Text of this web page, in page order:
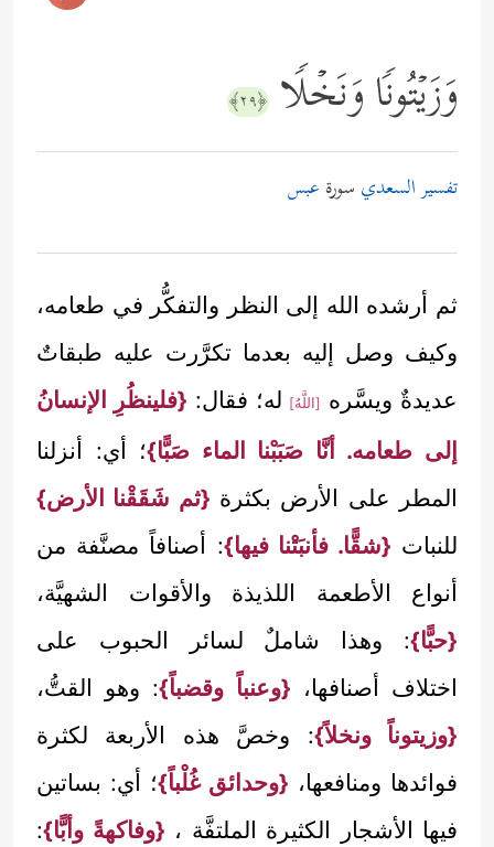
وَزَیۡتُونࣰا وَنَخۡلࣰا ﴿٢٩﴾
تفسير السعدي سورة عبس
ثم أرشده الله إلى النظر والتفكُّر في طعامه،
وكيف وصل إليه بعدما تكرَّرت عليه طبقاتٌ
عديدةٌ ويسَّره
[اللَّهُ] له؛ فقال: {فلينظُرِ الإنسانُ
إلى طعامه. أنَّا صَبَبْنا الماء صَبًّا}؛ أي: أنزلنا
المطر على الأرض بكثرة {ثم شَقَقْنا الأرض}
للنبات {شقًّا. فأنبَتْنا فيها}: أصنافاً مصنَّفة من
أنواع الأطعمة اللذيذة والأقوات الشهيَّة،
{حبًّا}: وهذا شاملٌ لسائر الحبوب على
اختلاف أصنافها، {وعنباً وقضباً}: وهو القتُّ،
{وزيتوناً ونخلاً}: وخصَّ هذه الأربعة لكثرة
فوائدها ومنافعها، {وحدائق غُلْباً}؛ أي: بساتين
فيها الأشجار الكثيرة الملتفَّة ، {وفاكهةً وأبًّا}: